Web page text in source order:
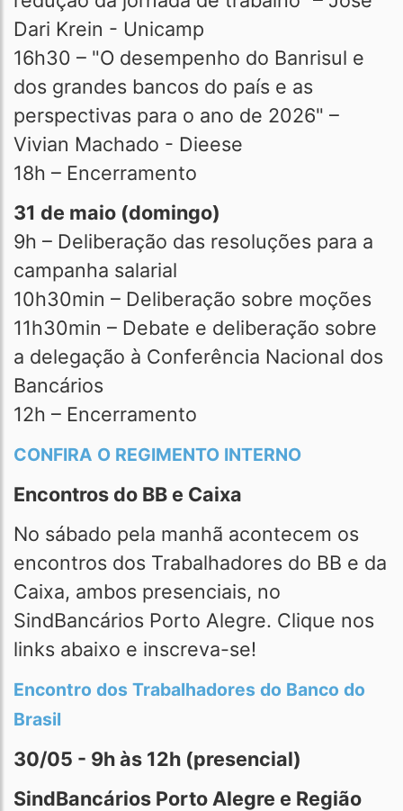
Dari Krein - Unicamp
16h30 – "O desempenho do Banrisul e
dos grandes bancos do país e as
perspectivas para o ano de 2026" –
Vivian Machado - Dieese
18h – Encerramento
31 de maio (domingo)
9h – Deliberação das resoluções para a
campanha salarial
10h30min – Deliberação sobre moções
11h30min – Debate e deliberação sobre
a delegação à Conferência Nacional dos
Bancários
12h – Encerramento
CONFIRA O REGIMENTO INTERNO
Encontros do BB e Caixa
No sábado pela manhã acontecem os
encontros dos Trabalhadores do BB e da
Caixa, ambos presenciais, no
SindBancários Porto Alegre. Clique nos
links abaixo e inscreva-se!
Encontro dos Trabalhadores do Banco do
Brasil
30/05 - 9h às 12h (presencial)
SindBancários Porto Alegre e Região